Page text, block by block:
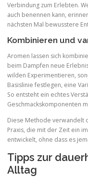
Verbindung zum Erlebten.
auch benennen kann,
nächsten Mal bewusstere
Kombinieren und
Aromen lassen sich
beim Dampfen neue
wilden Experimentieren,
Basislinie festlegen, eine
So entsteht ein echtes
Geschmackskomponenten
Diese Methode verwandelt
Praxis, die mit der Zeit ein
entwickelt, ohne dass es
Tipps zur
Alltag